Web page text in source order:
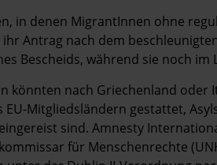
in denen MigrantInnen ohne
Antrag nach dem
Bescheids, während sie noch
könnten nach Griechenland oder
EU-Mitgliedsländern gestattet,
sind. Amnesty
für Menschenrechte